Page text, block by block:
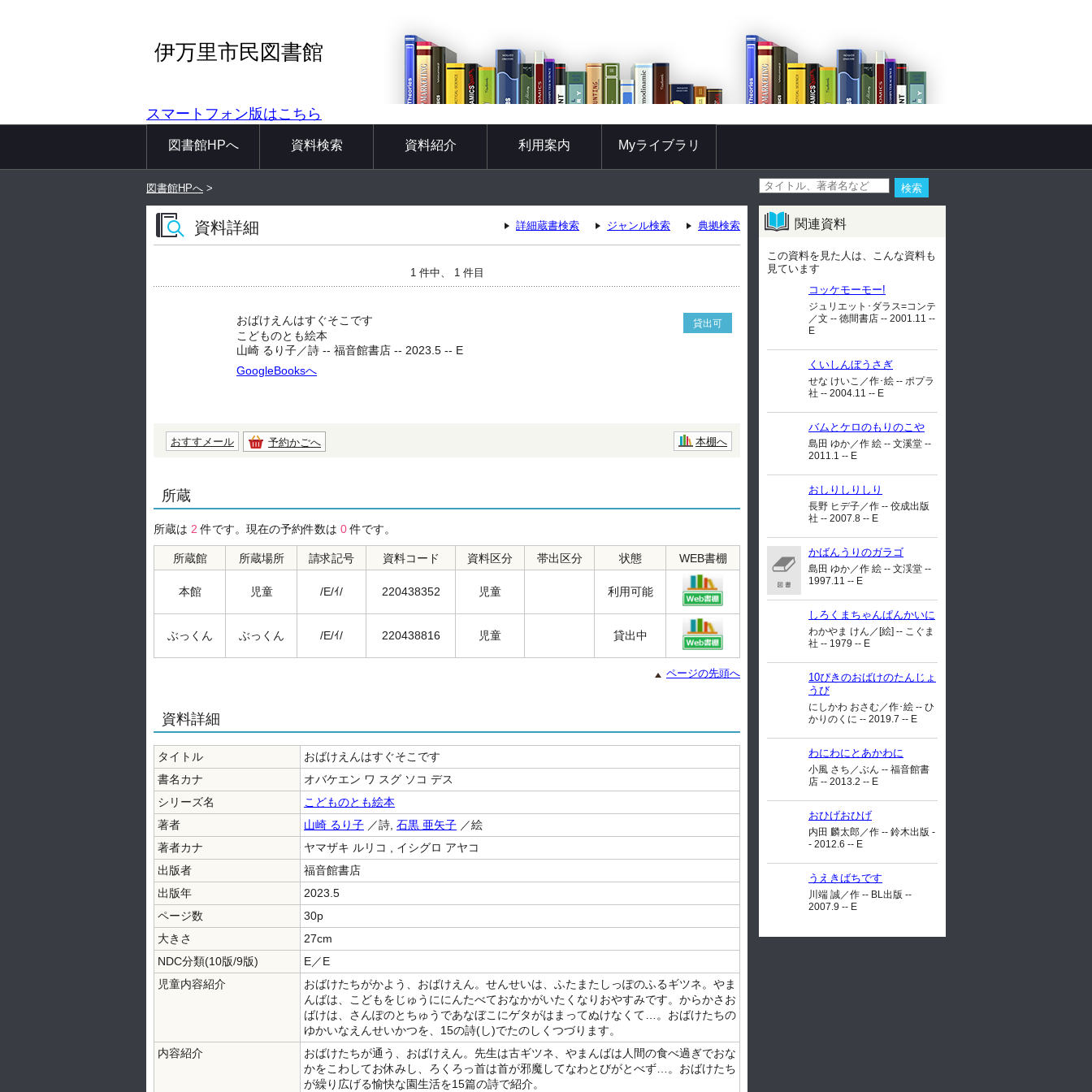
伊万里市民図書館
スマートフォン版はこちら
図書館HPへ 資料検索 資料紹介 利用案内 Myライブラリ
図書館HPへ >
資料詳細 詳細蔵書検索 ジャンル検索 典拠検索
1 件中、 1 件目
おばけえんはすぐそこです 貸出可
こどものとも絵本
山崎 るり子／詩 -- 福音館書店 -- 2023.5 -- E
GoogleBooksへ
おすすメール 予約かごへ 本棚へ
所蔵
所蔵は 2 件です。現在の予約件数は 0件です。
所蔵館 所蔵場所 請求記号 資料コード 資料区分 帯出区分 状態 WEB書棚
本館 児童 /E/ｲ/ 220438352 児童 利用可能
ぶっくん ぶっくん /E/ｲ/ 220438816 児童 貸出中
ページの先頭へ
資料詳細
タイトル
おばけえんはすぐそこです
書名カナ
オバケエン ワ スグ ソコ デス
シリーズ名
こどものとも絵本
著者
山崎 るり子 ／詩, 石黒 亜矢子 ／絵
著者カナ
ヤマザキ ルリコ , イシグロ アヤコ
出版者
福音館書店
出版年
2023.5
ページ数
30p
大きさ
27cm
NDC分類(10版/9版)
E／E
児童内容紹介
おばけたちがかよう、おばけえん。せんせいは、ふたまたしっぽのふるギツネ。やま
んばは、こどもをじゅうににんたべておなかがいたくなりおやすみです。からかさお
ばけは、さんぽのとちゅうであなぼこにゲタがはまってぬけなくて…。おばけたちの
ゆかいなえんせいかつを、15の詩(し)でたのしくつづります。
内容紹介
おばけたちが通う、おばけえん。先生は古ギツネ、やまんばは人間の食べ過ぎでおな
かをこわしてお休みし、ろくろっ首は首が邪魔してなわとびがとべず…。おばけたち
が繰り広げる愉快な園生活を15篇の詩で紹介。
関連資料
この資料を見た人は、こんな資料も
見ています
コッケモーモー!
ジュリエット･ダラス=コンテ
／文 -- 徳間書店 -- 2001.11 --
E
くいしんぼうさぎ
せな けいこ／作･絵 -- ポプラ
社 -- 2004.11 -- E
バムとケロのもりのこや
島田 ゆか／作 絵 -- 文溪堂 --
2011.1 -- E
おしりしりしり
長野 ヒデ子／作 -- 佼成出版
社 -- 2007.8 -- E
かばんうりのガラゴ
島田 ゆか／作 絵 -- 文渓堂 --
1997.11 -- E
しろくまちゃんぱんかいに
わかやま けん／[絵] -- こぐま
社 -- 1979 -- E
10ぴきのおばけのたんじょ
うび
にしかわ おさむ／作･絵 -- ひ
かりのくに -- 2019.7 -- E
わにわにとあかわに
小風 さち／ぶん -- 福音館書
店 -- 2013.2 -- E
おひげおひげ
内田 麟太郎／作 -- 鈴木出版 -
- 2012.6 -- E
うえきばちです
川端 誠／作 -- BL出版 --
2007.9 -- E